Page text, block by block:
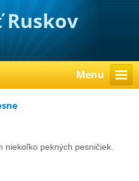
Ruskov
Menu
niekoľko pekných pesničiek.